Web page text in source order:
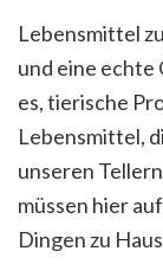
Lebensmittel
und eine echte
es, tierische
Lebensmittel,
unseren
müssen hier
Dingen zu